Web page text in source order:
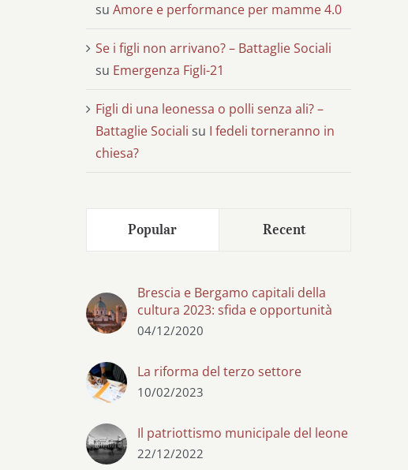
su Amore e performance per mamme 4.0
Se i figli non arrivano? – Battaglie Sociali
su Emergenza Figli-21
Figli di una leonessa o polli senza ali? –
Battaglie Sociali su I fedeli torneranno in
chiesa?
Popular Recent
Brescia e Bergamo capitali della
cultura 2023: sfida e opportunità
04/12/2020
La riforma del terzo settore
10/02/2023
Il patriottismo municipale del leone
22/12/2022